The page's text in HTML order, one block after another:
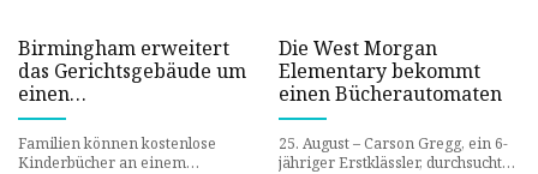
Birmingham erweitert
das Gerichtsgebäude um
einen
Kinderbuchautomaten
Familien können kostenlose
Kinderbücher an einem
Die West Morgan
Elementary bekommt
einen Bücherautomaten
25. August – Carson Gregg, ein 6-
jähriger Erstklässler, durchsuchte